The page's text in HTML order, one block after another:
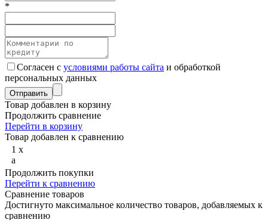
*
Согласен с условиями работы сайта и обработкой
персональных данных
Товар добавлен в корзину
Продолжить сравнение
Перейти в корзину
Товар добавлен к сравнению
1 x
a
Продолжить покупки
Перейти к сравнению
Сравнение товаров
Достигнуто максимальное количество товаров, добавляемых к
сравнению